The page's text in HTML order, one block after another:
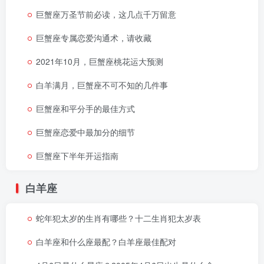
巨蟹座万圣节前必读，这几点千万留意
巨蟹座专属恋爱沟通术，请收藏
2021年10月，巨蟹座桃花运大预测
白羊满月，巨蟹座不可不知的几件事
巨蟹座和平分手的最佳方式
巨蟹座恋爱中最加分的细节
巨蟹座下半年开运指南
白羊座
蛇年犯太岁的生肖有哪些？十二生肖犯太岁表
白羊座和什么座最配？白羊座最佳配对